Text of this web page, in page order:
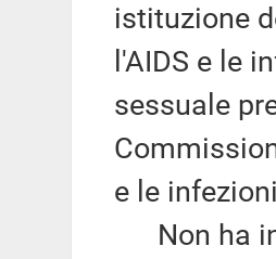
istituzione
l'AIDS e le
sessuale
e le
Non ha